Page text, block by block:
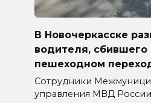
В Новочеркасске
водителя, сбившего
пешеходном
Сотрудники
управления МВД России